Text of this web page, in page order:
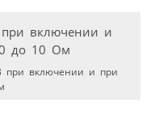
при включении и при